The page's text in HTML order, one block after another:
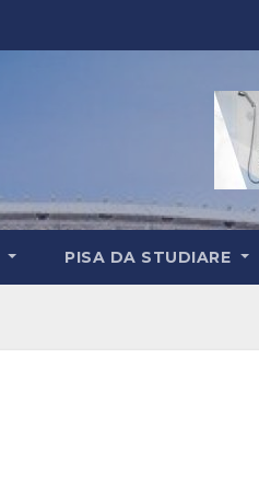
PISA DA STUDIARE